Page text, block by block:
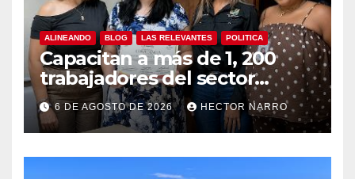
ALINEANDO BLOG LAS RELEVANTES POLITICA
Capacitan a más de 1, 200
trabajadores del sector
hotelero en derechos
humanos y respeto laboral
en Los Cabos
6 DE AGOSTO DE 2026 HECTOR NARRO